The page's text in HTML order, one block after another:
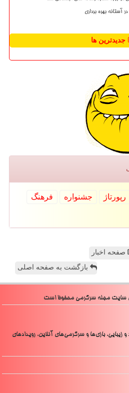
جدیدترین ها
رپورتاژ جشنواره
فرهنگ
صفحه اخبار
بازگشت به صفحه اصلی
بازی‌ها و سرگرمی‌های آنلاین، رویدادهای